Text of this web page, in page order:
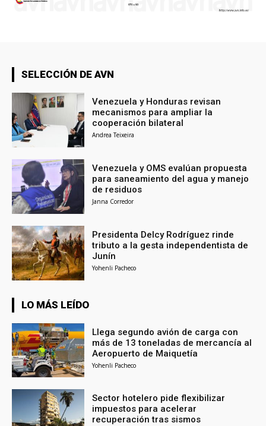
SELECCIÓN DE AVN
Venezuela y Honduras revisan
mecanismos para ampliar la
cooperación bilateral
Andrea Teixeira
Venezuela y OMS evalúan propuesta
para saneamiento del agua y manejo
de residuos
Janna Corredor
Presidenta Delcy Rodríguez rinde
tributo a la gesta independentista de
Junín
Yohenli Pacheco
LO MÁS LEÍDO
Llega segundo avión de carga con
más de 13 toneladas de mercancía al
Aeropuerto de Maiquetía
Yohenli Pacheco
Sector hotelero pide flexibilizar
impuestos para acelerar
recuperación tras sismos